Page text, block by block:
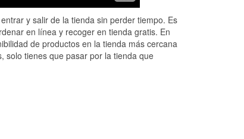
y salir de la tienda sin perder tiempo. Es
en línea y recoger en tienda gratis. En
de productos en la tienda más cercana
solo tienes que pasar por la tienda que